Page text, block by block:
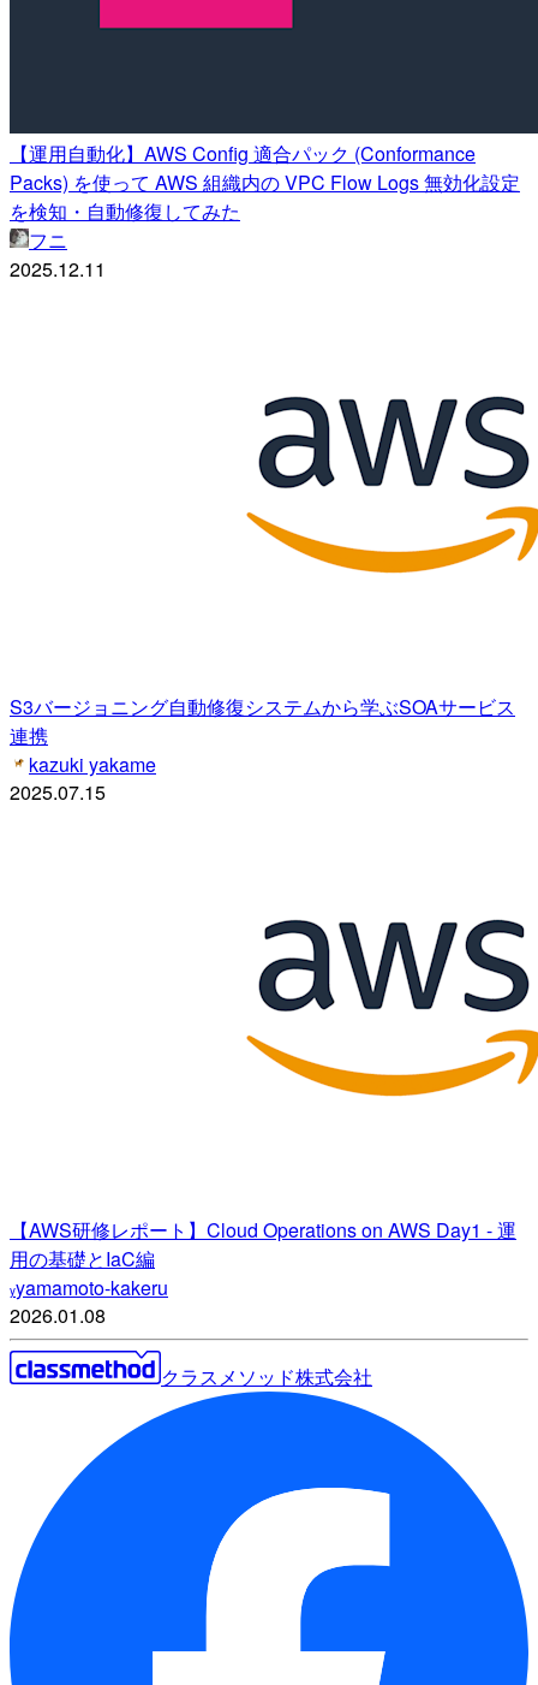
【運用自動化】AWS Config 適合パック (Conformance
Packs) を使って AWS 組織内の VPC Flow Logs 無効化設定
を検知・自動修復してみた
フニ
2025.12.11
S3バージョニング自動修復システムから学ぶSOAサービス
連携
kazuki yakame
2025.07.15
【AWS研修レポート】Cloud Operations on AWS Day1 - 運
用の基礎とIaC編
yyamamoto-kakeru
2026.01.08
クラスメソッド株式会社